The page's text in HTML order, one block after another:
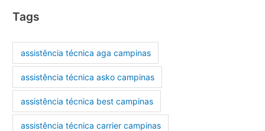
Tags
assistência técnica aga campinas
assistência técnica asko campinas
assistência técnica best campinas
assistência técnica carrier campinas